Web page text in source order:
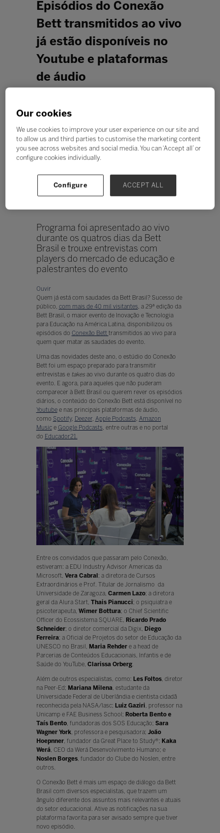
Episódios do Conexão
Bett transmitidos ao vivo
já estão disponíveis no
Youtube e plataformas
de áudio
Programa foi apresentado ao vivo
durante os quatros dias da Bett
Brasil e trouxe entrevistas com
players do mercado de educação e
palestrantes do evento
Ouvir
Quem já está com saudades da Bett Brasil? Sucesso de
público, com mais de 40 mil visitantes, a 29ª edição da
Bett Brasil, o maior evento de Inovação e Tecnologia
para Educação na América Latina, disponibilizou os
episódios do Conexão Bett transmitidos ao vivo para
quem quer matar as saudades do evento.
Uma das novidades deste ano, o estúdio do Conexão
Bett foi um espaço preparado para transmitir
entrevistas etakesao vivo durante os quatro dias do
evento. E agora, para aqueles que não puderam
comparecer à Bett Brasil ou querem rever os episódios
diários, o conteúdo do Conexão Bett está disponível no
Youtubee nas principais plataformas de áudio,
como Spotify, Deezer, Apple Podcasts, Amazon
Musice Google Podcasts, entre outras e no portal
do Educador21.
Entre os convidados que passaram pelo Conexão,
estiveram: a EDU Industry Advisor Americas da
Microsoft, Vera Cabral ; a diretora de Cursos
Extraordinários e Prof. Titular de Jornalismo da
Universidade de Zaragoza, Carmen Lazo; a diretora
geral da Alura Start, Thais Pianucci; o psiquiatra e
psicoterapeuta, Wimer Bottura; o Chief Scientific
Officer do Ecossistema SQUARE, Ricardo Prado
Schneider; o diretor comercial da Digix, Diego
Ferreira; a Oficial de Projetos do setor de Educação da
UNESCO no Brasil, Maria Rehdere a head de
Parcerias de Conteúdos Educacionais, Infantis e de
Saúde do YouTube, Clarissa Orberg.
Além de outros especialistas, como: Les Foltos, diretor
na Peer-Ed; Mariana Milena, estudante da
Universidade Federal de Uberlândia e cientista cidadã
reconhecida pela NASA/Iasc; Luiz Gaziri, professor na
Unicamp e FAE Business School; Roberta Bento e
Taís Bento, fundadoras dos SOS Educação; Sara
Wagner York, professora e pesquisadora; João
Hoepnner, fundador da Great Place to Study®; Kaka
Werá, CEO da Werá Desenvolvimento Humano; e
Noslen Borges, fundador do Clube do Noslen, entre
outros.
O Conexão Bett é mais um espaço de diálogo da Bett
Brasil com diversos especialistas, que trazem um
ângulo diferente dos assuntos mais relevantes e atuais
do setor educacional. Ative as notificações na sua
plataforma favorita para ser avisado sempre que tiver
novo episódio.
Our cookies
We use cookies to improve your user experience on our site and
to allow us and third parties to customise the marketing content
you see across websites and social media. You can ‘Accept all’ or
configure cookies individually.
Configure ACCEPT ALL